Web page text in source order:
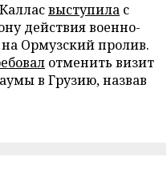
выступила с
действия военно-
Ормузский пролив.
отменить визит
в Грузию, назвав